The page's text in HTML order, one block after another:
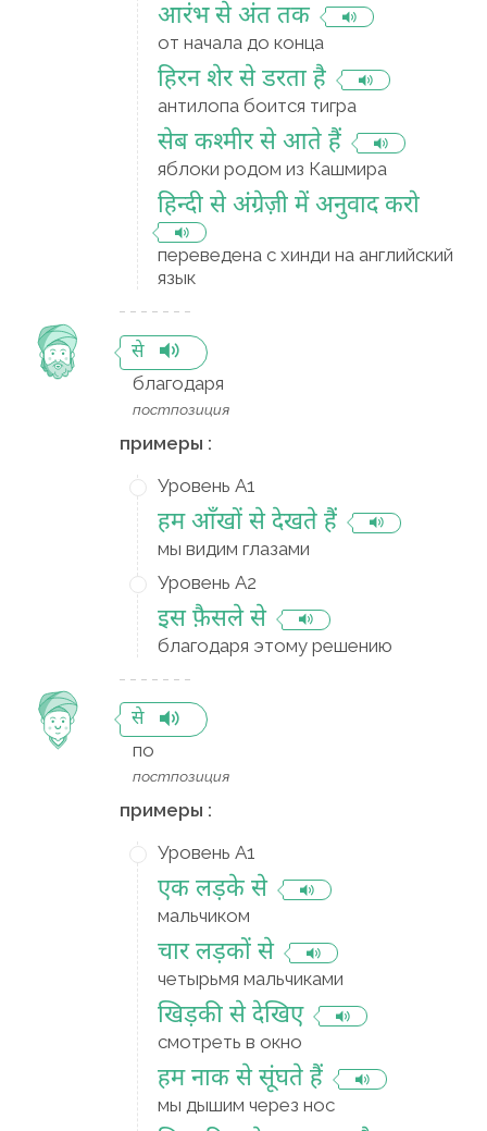
आरंभ से अंत तक
от начала до конца
हिरन शेर से डरता है
антилопа боится тигра
सेब कश्मीर से आते हैं
яблоки родом из Кашмира
हिन्दी से अंग्रेज़ी में अनुवाद करो
переведена с хинди на английский
язык
से
благодаря
постпозиция
примеры :
Уровень A1
हम आँखों से देखते हैं
мы видим глазами
Уровень A2
इस फ़ैसले से
благодаря этому решению
से
по
постпозиция
примеры :
Уровень A1
एक लड़के से
мальчиком
चार लड़कों से
четырьмя мальчиками
खिड़की से देखिए
смотреть в окно
हम नाक से सूंघते हैं
мы дышим через нос